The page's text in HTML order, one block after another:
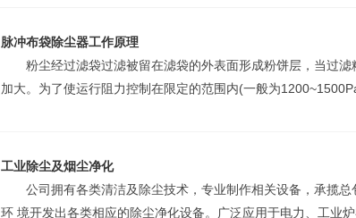
脉冲布袋除尘器工作原理
粉尘经过滤袋过滤被留在滤袋的外表面形成粉饼层，当过滤
加大。为了使运行阻力控制在限定的范围内(一般为
工业除尘及烟尘净化
公司拥有各类清洁及除尘技术，专业制作相关设备，承揽总
环 境开发出各类相应的除尘净化设备。广泛应用于电力、工业炉